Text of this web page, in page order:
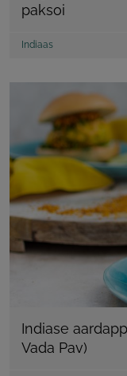
paksoi
Indiaas
Indiase
Vada Pav)